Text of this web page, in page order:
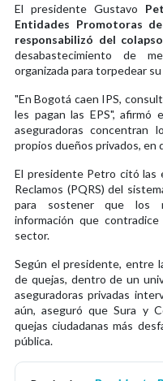
El presidente Gustavo
Entidades Promotoras
responsabilizó del
desabastecimiento de
organizada para torpedear
"En Bogotá caen IPS,
les pagan las EPS", afirmó
aseguradoras concentran
propios dueños privados,
El presidente Petro citó las
Reclamos (PQRS) del
para sostener que los
información que
sector.
Según el presidente, entre
de quejas, dentro de un
aseguradoras privadas
aún, aseguró que Sura y
quejas ciudadanas más
pública.